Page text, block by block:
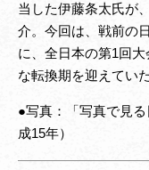
当した伊藤条太氏が
介。今回は、戦前の
に、全日本の第1回
な転換期を迎えていた
●写真：「写真で見
成15年）